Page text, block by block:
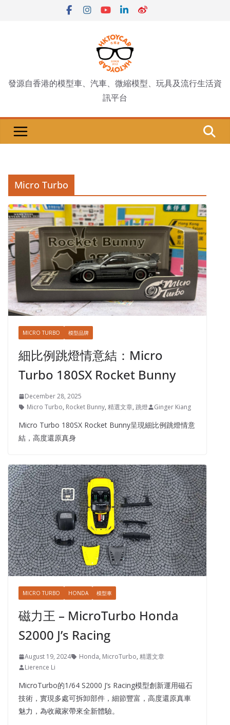
發源自香港的模型車、汽車、微縮模型、玩具及流行生活資
訊平台
Micro Turbo
MICRO TURBO 模型品牌
細比例跳燈情意結：Micro
Turbo 180SX Rocket Bunny
December 28, 2025
Micro Turbo, Rocket Bunny, 精選文章, 跳燈 Ginger Kiang
Micro Turbo 180SX Rocket Bunny呈現細比例跳燈情意
結，高度還原真身
MICRO TURBO HONDA 模型車
磁力王 – MicroTurbo Honda
S2000 J’s Racing
August 19, 2024 Honda, MicroTurbo, 精選文章
Lierence Li
MicroTurbo的1/64 S2000 J’s Racing模型創新運用磁石
技術，實現多處可拆卸部件，細節豐富，高度還原真車
魅力，為收藏家帶來全新體驗。